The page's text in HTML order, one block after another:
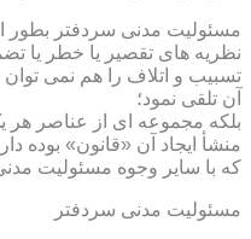
مسئولیت مدنی سردفتر بطور
نظریه های تقصیر یا خطر یا
تسبیب و اتلاف را هم نمی
آن تلقی نمود؛
بلکه مجموعه ای از عناصر هر
منشأ ایجاد آن «قانون» بوده
که با سایر وجوه مسئولیت
مسئولیت مدنی سردفتر